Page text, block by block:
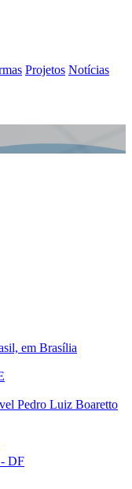
Projetos Notícias
em Brasília
Pedro Luiz Boaretto
- DF